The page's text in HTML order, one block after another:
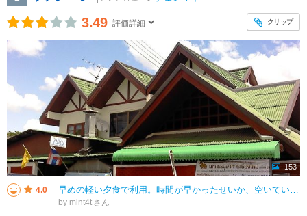
3.49 評価詳細 クリップ
153
4.0 早めの軽い夕食で利用。時間が早かったせいか、空いていました。念願のカオソーイを食べました。少しスープがぬるかったのですが、日本のように熱々で出すのではないのかもしれません。特に辛くはありませんでした。付け合わせに高菜の漬物
by mint4t